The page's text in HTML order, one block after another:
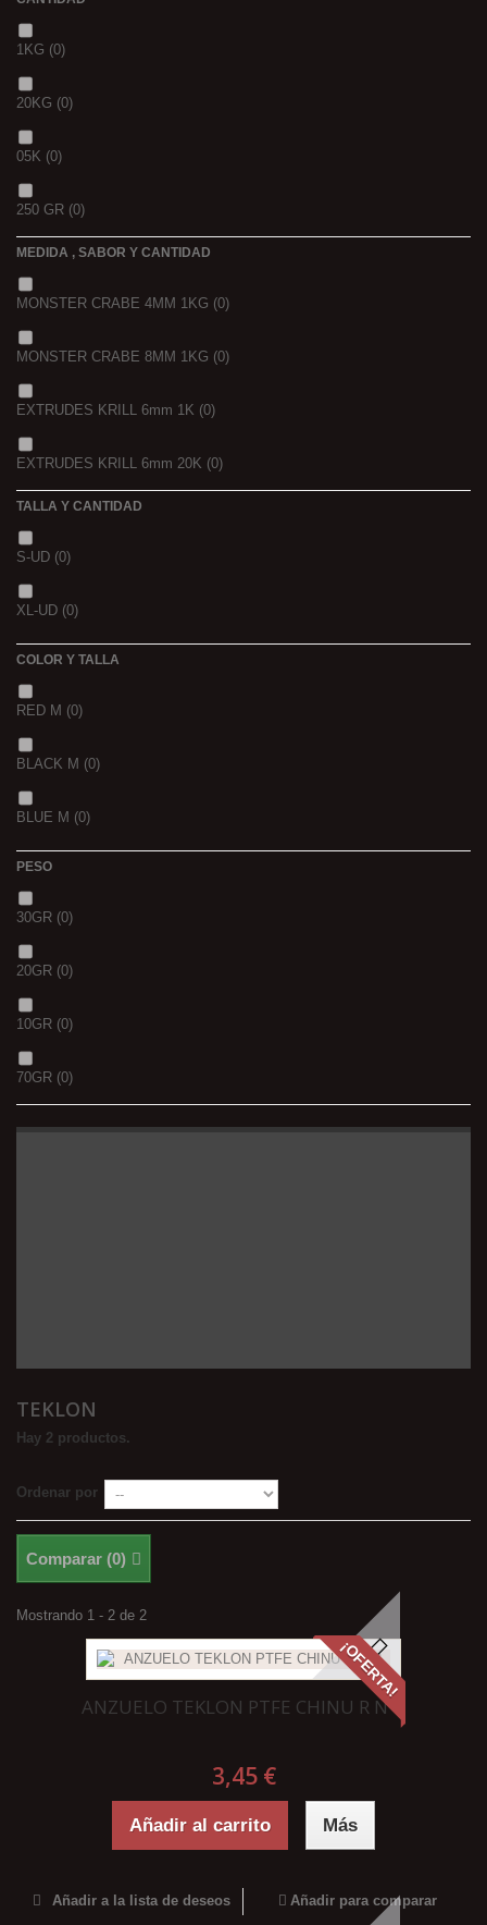
1KG (0)
20KG (0)
05K (0)
250 GR (0)
3 K
5 K
MEDIDA , SABOR Y CANTIDAD
MONSTER CRABE 4MM 1KG (0)
MONSTER CRABE 8MM 1KG (0)
EXTRUDES KRILL 6mm 1K (0)
EXTRUDES KRILL 6mm 20K (0)
NOIR POISSON 8MM 1K
TALLA Y CANTIDAD
S-UD (0)
XL-UD (0)
COLOR Y TALLA
RED M (0)
BLACK M (0)
BLUE M (0)
PESO
30GR (0)
20GR (0)
10GR (0)
70GR (0)
TEKLON
Hay 2 productos.
Ordenar por
Comparar (0)
Mostrando 1 - 2 de 2
¡OFERTA!
ANZUELO TEKLON PTFE CHINU R Nº6
3,45 €
Añadir al carrito Más
Añadir a la lista de deseos Añadir para comparar